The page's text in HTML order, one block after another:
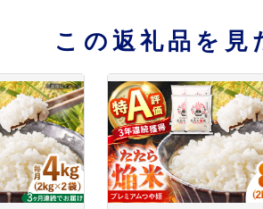
この返礼品を見